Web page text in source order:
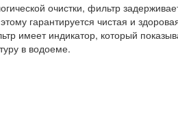
очистки, фильтр
гарантируется чистая и
имеет индикатор, который
в водоеме.